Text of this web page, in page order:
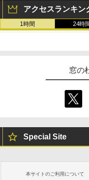
￥
出
ズ
￥
非
に
￥99
ン
週
ク
な
書
る
持
アクセスランキン
1時間 24時
窓の
Special Site
本サイトのご利用について